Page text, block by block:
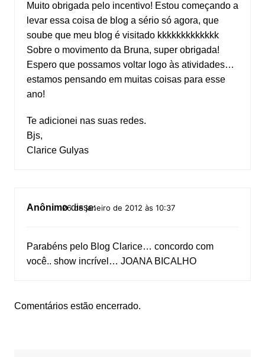
Muito obrigada pelo incentivo! Estou começando a
levar essa coisa de blog a sério só agora, que
soube que meu blog é visitado kkkkkkkkkkkkk
Sobre o movimento da Bruna, super obrigada!
Espero que possamos voltar logo às atividades…
estamos pensando em muitas coisas para esse
ano!
Te adicionei nas suas redes.
Bjs,
Clarice Gulyas
Anônimo disse:
26 de janeiro de 2012 às 10:37
Parabéns pelo Blog Clarice… concordo com
você.. show incrível… JOANA BICALHO
Comentários estão encerrado.